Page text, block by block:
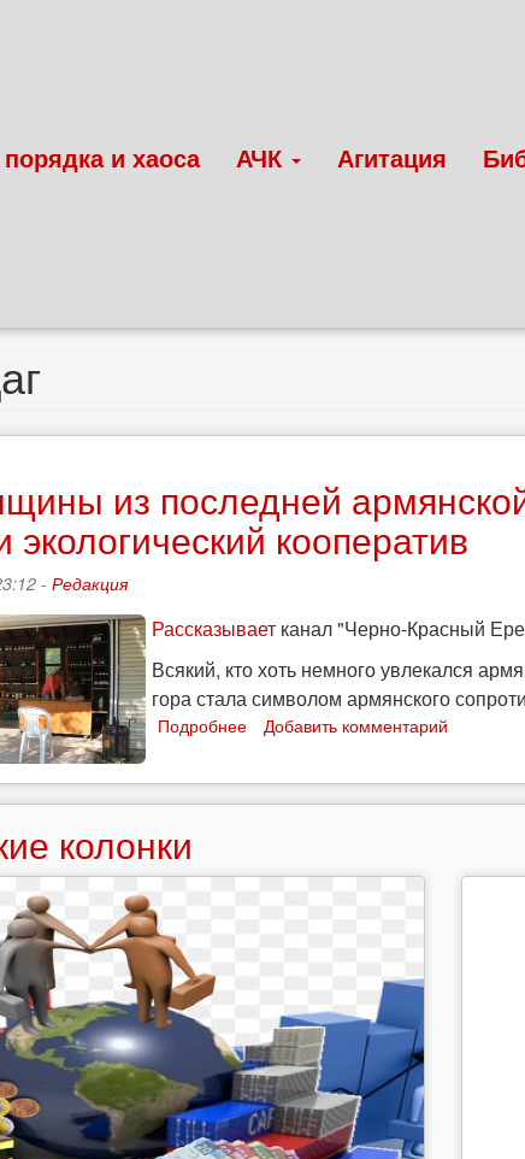
и хаоса АЧК Агитация
из последней
экологический кооператив
- Редакция
Рассказывает канал "Черно-Красный
Всякий, кто хоть немного увлекался
гора стала символом армянского
Подробнее
из
деревни
Добавить комментарий
колонки